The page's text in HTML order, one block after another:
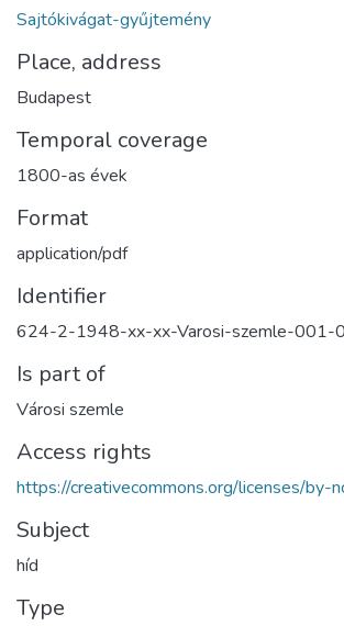
Sajtókivágat-gyűjtemény
Place, address
Budapest
Temporal coverage
1800-as évek
Format
application/pdf
Identifier
624-2-1948-xx-xx-Varosi-szemle-001-
Is part of
Városi szemle
Access rights
https://creativecommons.org/licenses/by-
Subject
híd
Type